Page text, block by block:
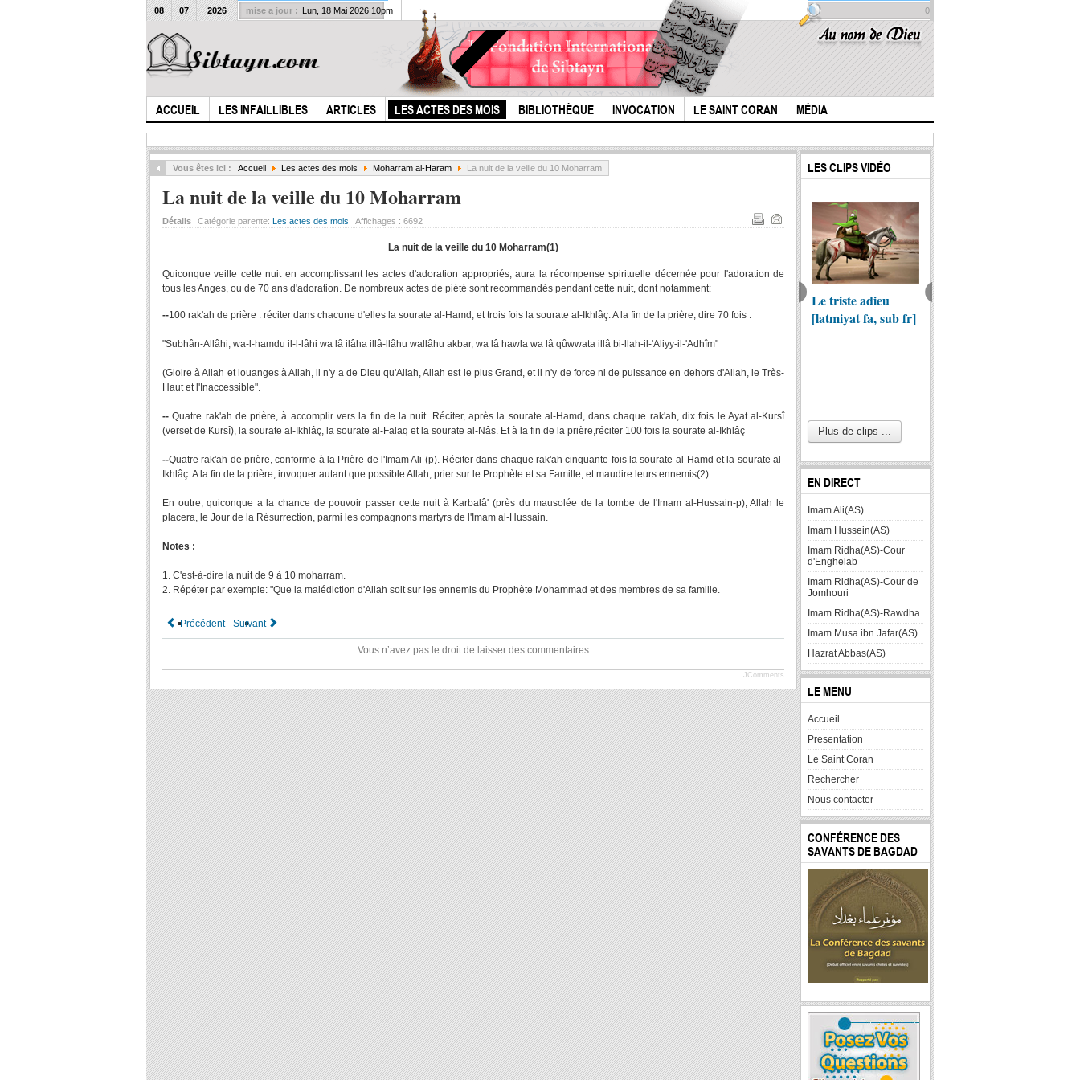
ACCUEIL LES INFAILLIBLES ARTICLES LES ACTES DES MOIS BIBLIOTHÈQUE INVOCATION LE SAINT CORAN MÉDIA
08 07 2026 mise a jour : Lun, 18 Mai 2026 10pm 0
Vous êtes ici : Accueil Les actes des mois Moharram al-Haram La nuit de la veille du 10 Moharram
La nuit de la veille du 10 Moharram
Détails Catégorie parente: Les actes des mois Affichages : 6692
La nuit de la veille du 10 Moharram(1)
Quiconque veille cette nuit en accomplissant les actes d'adoration appropriés, aura la récompense spirituelle décernée pour l'adoration de
tous les Anges, ou de 70 ans d'adoration. De nombreux actes de piété sont recommandés pendant cette nuit, dont notamment:
--100 rak'ah de prière : réciter dans chacune d'elles la sourate al-Hamd, et trois fois la sourate al-Ikhlâç. A la fin de la prière, dire 70 fois :
"Subhân-Allâhi, wa-l-hamdu il-l-lâhi wa lâ ilâha illâ-llâhu wallâhu akbar, wa lâ hawla wa lâ qûwwata illâ bi-llah-il-'Aliyy-il-'Adhîm"
(Gloire à Allah et louanges à Allah, il n'y a de Dieu qu'Allah, Allah est le plus Grand, et il n'y de force ni de puissance en dehors d'Allah, le Très-
Haut et l'Inaccessible".
-- Quatre rak'ah de prière, à accomplir vers la fin de la nuit. Réciter, après la sourate al-Hamd, dans chaque rak'ah, dix fois le Ayat al-Kursî
(verset de Kursî), la sourate al-Ikhlâç, la sourate al-Falaq et la sourate al-Nâs. Et à la fin de la prière,réciter 100 fois la sourate al-Ikhlâç
--Quatre rak'ah de prière, conforme à la Prière de l'Imam Ali (p). Réciter dans chaque rak'ah cinquante fois la sourate al-Hamd et la sourate al-
Ikhlâç. A la fin de la prière, invoquer autant que possible Allah, prier sur le Prophète et sa Famille, et maudire leurs ennemis(2).
En outre, quiconque a la chance de pouvoir passer cette nuit à Karbalâ' (près du mausolée de la tombe de l'Imam al-Hussain-p), Allah le
placera, le Jour de la Résurrection, parmi les compagnons martyrs de l'Imam al-Hussain.
Notes :
1. C'est-à-dire la nuit de 9 à 10 moharram.
2. Répéter par exemple: "Que la malédiction d'Allah soit sur les ennemis du Prophète Mohammad et des membres de sa famille.
Précédent Suivant
Vous n’avez pas le droit de laisser des commentaires
JComments
LES CLIPS VIDÉO
al-Hussein (p) au
lieu du saint
prophète
Latmiyat - Paix sur
le meilleur des
meilleurs [sub fr]
Le triste adieu
[latmiyat fa, sub fr]
l'Histoire de l'Imam
Houssain (p) selon
le livre "Al lohuf"...
Plus de clips ...
EN DIRECT
Imam Ali(AS)
Imam Hussein(AS)
Imam Ridha(AS)-Cour
d'Enghelab
Imam Ridha(AS)-Cour de
Jomhouri
Imam Ridha(AS)-Rawdha
Imam Musa ibn Jafar(AS)
Hazrat Abbas(AS)
LE MENU
Accueil
Presentation
Le Saint Coran
Rechercher
Nous contacter
CONFÉRENCE DES
SAVANTS DE BAGDAD